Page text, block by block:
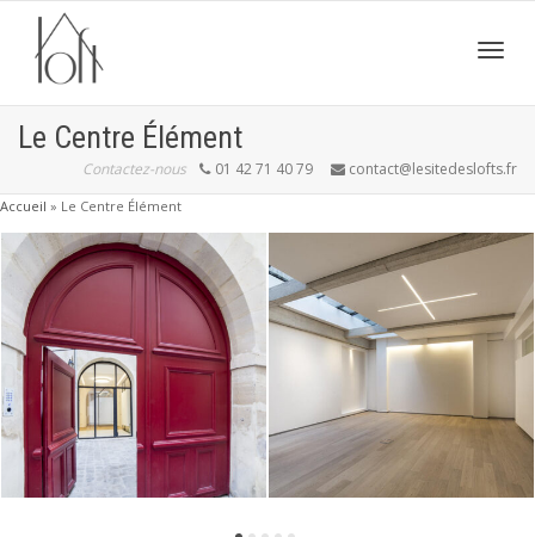
Le Centre Élément
Contactez-nous 01 42 71 40 79 contact@lesitedeslofts.fr
Accueil » Le Centre Élément